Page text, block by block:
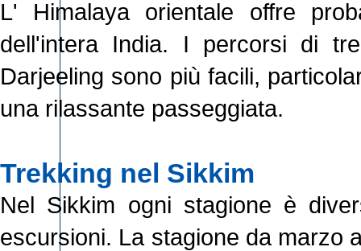
L' Himalaya orientale offre
dell'intera India. I percorsi di
Darjeeling sono più facili,
una rilassante passeggiata.
Trekking nel Sikkim
Nel Sikkim ogni stagione è
escursioni. La stagione da marzo